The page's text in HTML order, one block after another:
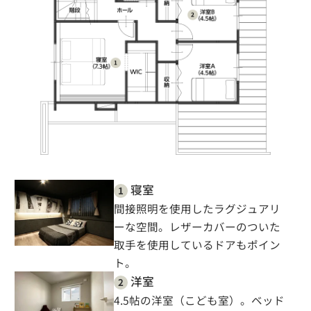
1 寝室
間接照明を使用したラグジュアリ
ーな空間。レザーカバーのついた
取手を使用しているドアもポイン
ト。
2 洋室
4.5帖の洋室（こども室）。ベッド